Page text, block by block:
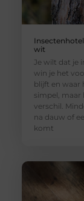
wit
Je wilt dat je
win je het
blijft en waar
simpel,
verschil.
na dauw of
komt